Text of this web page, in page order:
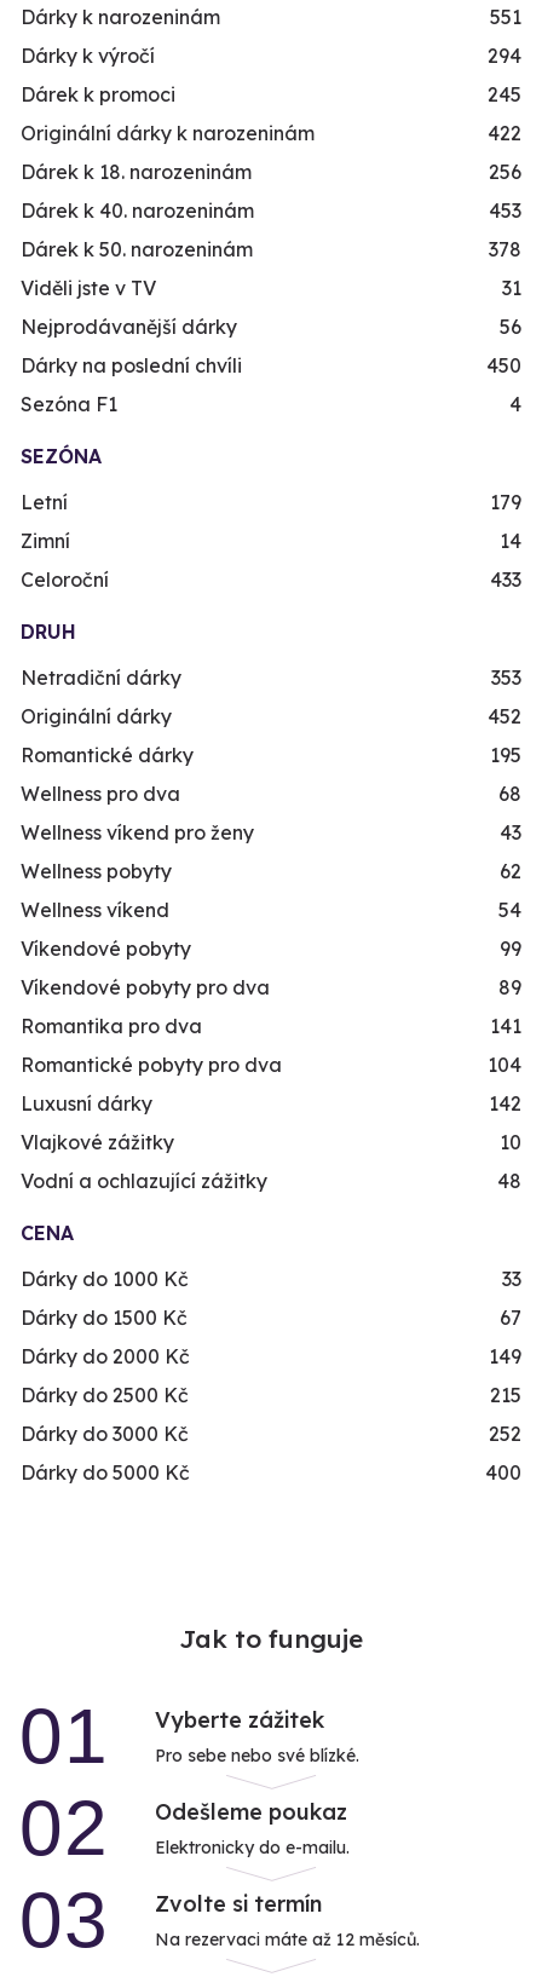
Dárky k narozeninám
551
Dárky k výročí
294
Dárek k promoci
245
Originální dárky k narozeninám
422
Dárek k 18. narozeninám
256
Dárek k 40. narozeninám
453
Dárek k 50. narozeninám
378
Viděli jste v TV
31
Nejprodávanější dárky
56
Dárky na poslední chvíli
450
Sezóna F1
4
SEZÓNA
Letní
179
Zimní
14
Celoroční
433
DRUH
Netradiční dárky
353
Originální dárky
452
Romantické dárky
195
Wellness pro dva
68
Wellness víkend pro ženy
43
Wellness pobyty
62
Wellness víkend
54
Víkendové pobyty
99
Víkendové pobyty pro dva
89
Romantika pro dva
141
Romantické pobyty pro dva
104
Luxusní dárky
142
Vlajkové zážitky
10
Vodní a ochlazující zážitky
48
CENA
Dárky do 1000 Kč
33
Dárky do 1500 Kč
67
Dárky do 2000 Kč
149
Dárky do 2500 Kč
215
Dárky do 3000 Kč
252
Dárky do 5000 Kč
400
Jak to funguje
01 Vyberte zážitek
Pro sebe nebo své blízké.
02 Odešleme poukaz
Elektronicky do e-mailu.
03 Zvolte si termín
Na rezervaci máte až 12 měsíců.